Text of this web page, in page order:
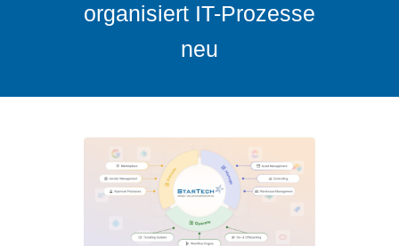
organisiert IT-Prozesse
neu